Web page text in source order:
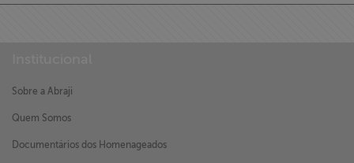
Sobre a Abraji
Quem Somos
Documentários dos Homenageados